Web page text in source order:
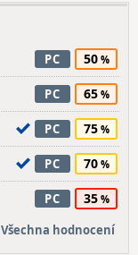
PC 50
PC 65
PC 75
PC 70
PC 35
Všechna hodnocení